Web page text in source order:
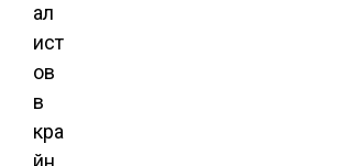
ал
ист
ов
в
кра
йн